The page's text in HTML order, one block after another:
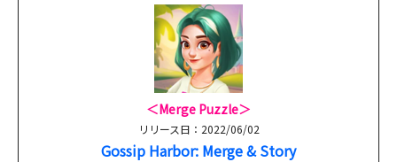
＜Merge Puzzle＞
リリース日：2022/06/02
Gossip Harbor: Merge & Story